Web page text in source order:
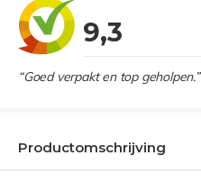
9,3
“Goed verpakt en top geholpen.”
Productomschrijving